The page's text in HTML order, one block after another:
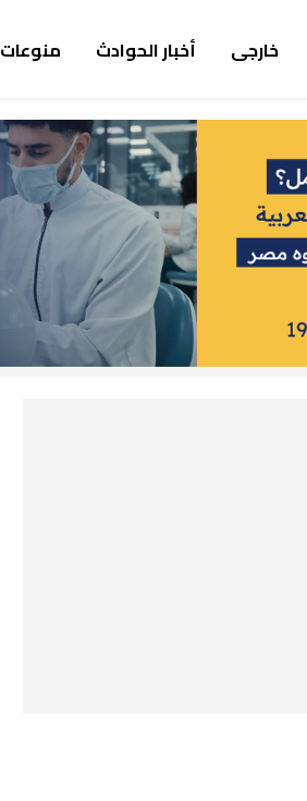
خارجى أخبار الحوادث منوعات